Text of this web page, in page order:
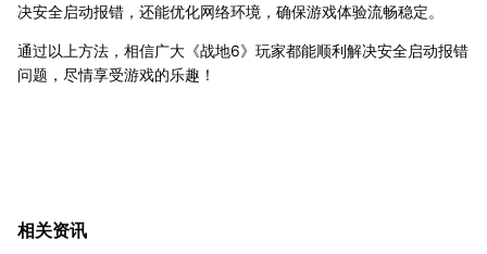
决安全启动报错，还能优化网络环境，确保游戏体验流畅稳定。
通过以上方法，相信广大《战地6》玩家都能顺利解决安全启动报错
问题，尽情享受游戏的乐趣！
相关资讯